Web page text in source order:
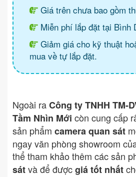
Giá trên chưa bao gồm
Miễn phí lắp đặt tại Bình
Giảm giá cho kỹ thuật
mua về tự lắp đặt.
Ngoài raCông ty TNHH TM-
Tầm Nhìn Mới còn cung cấp
sản phẩm camera quan sát
ngay văn phòng showroom
thể tham khảo thêm các sản
sátvà để đượcgiá tốt nhất